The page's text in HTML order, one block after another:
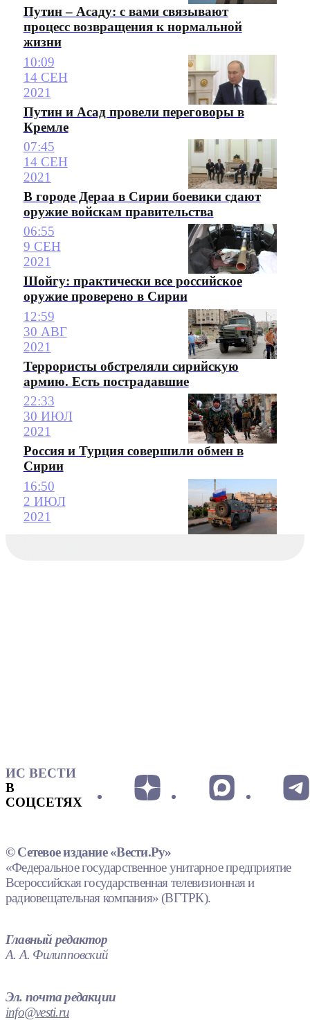
Путин – Асаду: с вами связывают
процесс возвращения к нормальной
жизни
10:09
14 СЕН
2021
Путин и Асад провели переговоры в
Кремле
07:45
14 СЕН
2021
В городе Дераа в Сирии боевики сдают
оружие войскам правительства
06:55
9 СЕН
2021
Шойгу: практически все российское
оружие проверено в Сирии
12:59
30 АВГ
2021
Террористы обстреляли сирийскую
армию. Есть пострадавшие
22:33
30 ИЮЛ
2021
Россия и Турция совершили обмен в
Сирии
16:50
2 ИЮЛ
2021
ИС ВЕСТИ
В
СОЦСЕТЯХ
© Сетевое издание «Вести.Ру»
«Федеральное государственное унитарное предприятие
Всероссийская государственная телевизионная и
радиовещательная компания» (ВГТРК).
Главный редактор
А. А. Филипповский
Эл. почта редакции
info@vesti.ru